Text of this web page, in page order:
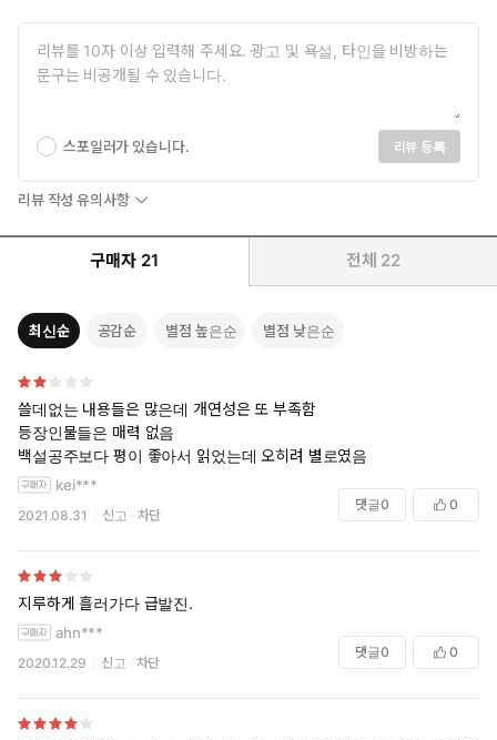
스포일러가 있습니다. 리뷰 등록
리뷰 작성 유의사항
구매자 21 전체 22
최신순 공감순 별점 높은순 별점 낮은순
쓸데없는 내용들은 많은데 개연성은 또 부족함
등장인물들은 매력 없음
백설공주보다 평이 좋아서 읽었는데 오히려 별로였음
kei***
2021.08.31 신고 차단
댓글0 0
지루하게 흘러가다 급발진.
ahn***
2020.12.29 신고 차단
댓글0 0